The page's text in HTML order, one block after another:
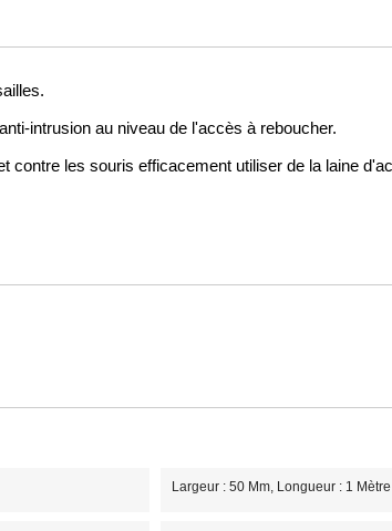
intrusion au niveau de l'accès à reboucher.
contre les souris efficacement utiliser de la laine
Largeur : 50 Mm, Longueur : 1 Mètre